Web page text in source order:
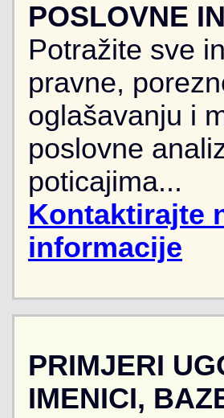
POSLOVNE
Potražite sve
pravne,
oglašavanju i
poslovne
poticajima...
Kontaktirajte
informacije
PRIMJERI
IMENICI,